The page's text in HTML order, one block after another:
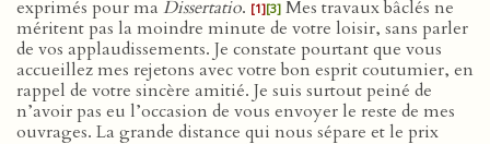
exprimés pour ma Dissertatio. [1][3] Mes travaux bâclés ne
méritent pas la moindre minute de votre loisir, sans parler
de vos applaudissements. Je constate pourtant que vous
accueillez mes rejetons avec votre bon esprit coutumier, en
rappel de votre sincère amitié. Je suis surtout peiné de
n’avoir pas eu l’occasion de vous envoyer le reste de mes
ouvrages. La grande distance qui nous sépare et le prix